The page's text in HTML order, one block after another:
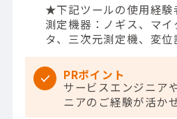
★下記ツールの使用経験
測定機器：ノギス、マ
タ、三次元測定機、変位
PRポイント
サービスエンジニア
ニアのご経験が活かせ